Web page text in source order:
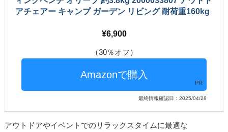
アチェアー キャンプ ガーデン リビング 耐荷重160kg
6,900
（30％オフ）
PR
最終情報確認日：2025/04/28
アウトドアやイベントでのリラックスタイムに最適な